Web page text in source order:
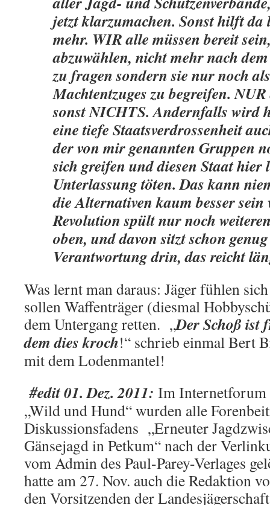
jetzt klarzumachen. Sonst hilft da
mehr. WIR alle müssen bereit
abzuwählen, nicht mehr nach
zu fragen sondern sie nur noch
Machtentzuges zu begreifen.
sonst NICHTS. Andernfalls wird
eine tiefe Staatsverdrossenheit
der von mir genannten Gruppen
sich greifen und diesen Staat hier
Unterlassung töten. Das kann
die Alternativen kaum besser sein
Revolution spült nur noch
oben, und davon sitzt schon
Verantwortung drin, das reicht
Was lernt man daraus: Jäger fühlen
sollen Waffenträger (diesmal
dem Untergang retten. „Der Schoß ist
dem dies kroch!“ schrieb einmal Bert
mit dem Lodenmantel!
#edit 01. Dez. 2011: Im Internetforum
„Wild und Hund“ wurden alle
Diskussionsfadens „Erneuter
Gänsejagd in Petkum“ nach der
vom Admin des Paul-Parey-Verlages
hatte am 27. Nov. auch die Redaktion
den Vorsitzenden der